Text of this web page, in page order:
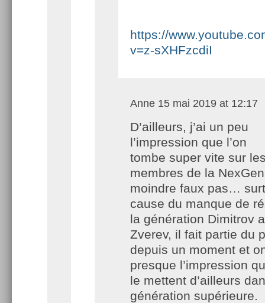
https://
v=z-sXHFzcdiI
Anne 15 mai 2019 at 12:17
D’ailleurs, j’ai un peu
l’impression que l’on
tombe super vite sur
membres de la
moindre faux pas…
cause du manque de
la génération Dimitrov
Zverev, il fait partie du
depuis un moment et
presque l’impression
le mettent d’ailleurs
génération supérieure.